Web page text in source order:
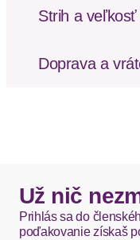
Dizajn: Elastický
Vzor potlačený po
Strih a veľkosť
Dĺžka:
Výška pásu:
Doprava a
Okamžite
kuriérom DHL do
Už nič
Prihlás sa do
poďakovanie získaš